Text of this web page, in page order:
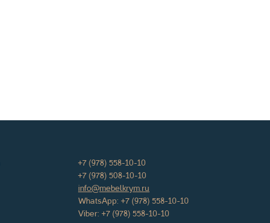
+7 (978) 558-10-10
+7 (978) 508-10-10
info@mebelkrym.ru
WhatsApp: +7 (978) 558-10-10
Viber: +7 (978) 558-10-10